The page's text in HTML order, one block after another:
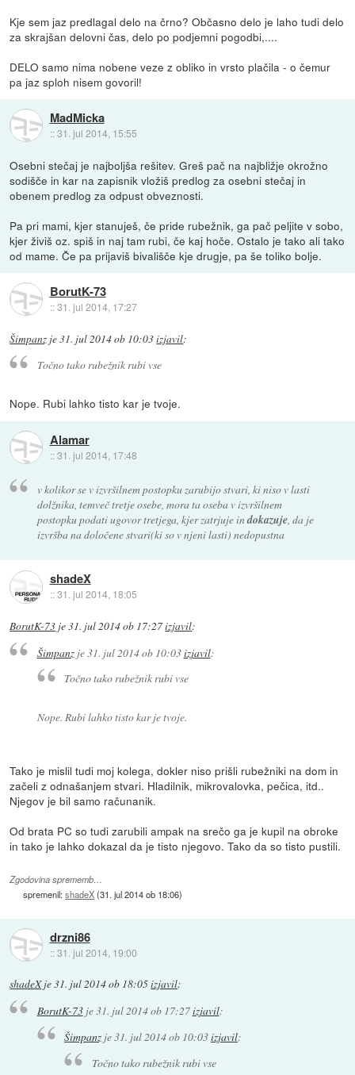
Kje sem jaz predlagal delo na črno? Občasno delo je laho tudi delo
za skrajšan delovni čas, delo po podjemni pogodbi,....
DELO samo nima nobene veze z obliko in vrsto plačila - o čemur
pa jaz sploh nisem govoril!
MadMicka
::31. jul 2014, 15:55
Osebni stečaj je najboljša rešitev. Greš pač na najbližje okrožno
sodišče in kar na zapisnik vložiš predlog za osebni stečaj in
obenem predlog za odpust obveznosti.
Pa pri mami, kjer stanuješ, če pride rubežnik, ga pač peljite v sobo,
kjer živiš oz. spiš in naj tam rubi, če kaj hoče. Ostalo je tako ali tako
od mame. Če pa prijaviš bivališče kje drugje, pa še toliko bolje.
BorutK-73
::31. jul 2014, 17:27
Šimpanz je31. jul 2014 ob 10:03izjavil:
Točno tako rubežnik rubi vse
Nope. Rubi lahko tisto kar je tvoje.
Alamar
::31. jul 2014, 17:48
v kolikor se v izvršilnem postopku zarubijo stvari, ki niso v lasti
dolžnika, temveč tretje osebe, mora ta oseba v izvršilnem
postopku podati ugovor tretjega, kjer zatrjuje indokazuje, da je
izvršba na določene stvari(ki so v njeni lasti) nedopustna
shadeX
::31. jul 2014, 18:05
BorutK-73 je31. jul 2014 ob 17:27izjavil:
Šimpanzje31. jul 2014 ob 10:03izjavil:
Točno tako rubežnik rubi vse
Nope. Rubi lahko tisto kar je tvoje.
Tako je mislil tudi moj kolega, dokler niso prišli rubežniki na dom in
začeli z odnašanjem stvari. Hladilnik, mikrovalovka, pečica, itd..
Njegov je bil samo računanik.
Od brata PC so tudi zarubili ampak na srečo ga je kupil na obroke
in tako je lahko dokazal da je tisto njegovo. Tako da so tisto pustili.
Zgodovina sprememb…
spremenil:shadeX(31. jul 2014 ob 18:06)
drzni86
::31. jul 2014, 19:00
shadeXje31. jul 2014 ob 18:05izjavil:
BorutK-73je31. jul 2014 ob 17:27izjavil:
Šimpanz je31. jul 2014 ob 10:03izjavil:
Točno tako rubežnik rubi vse